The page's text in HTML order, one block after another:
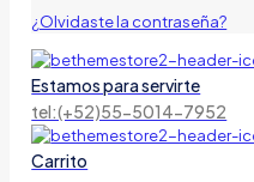
¿Olvidaste la contraseña?
Estamos para servirte
tel:(+52)55-5014-7952
Carrito